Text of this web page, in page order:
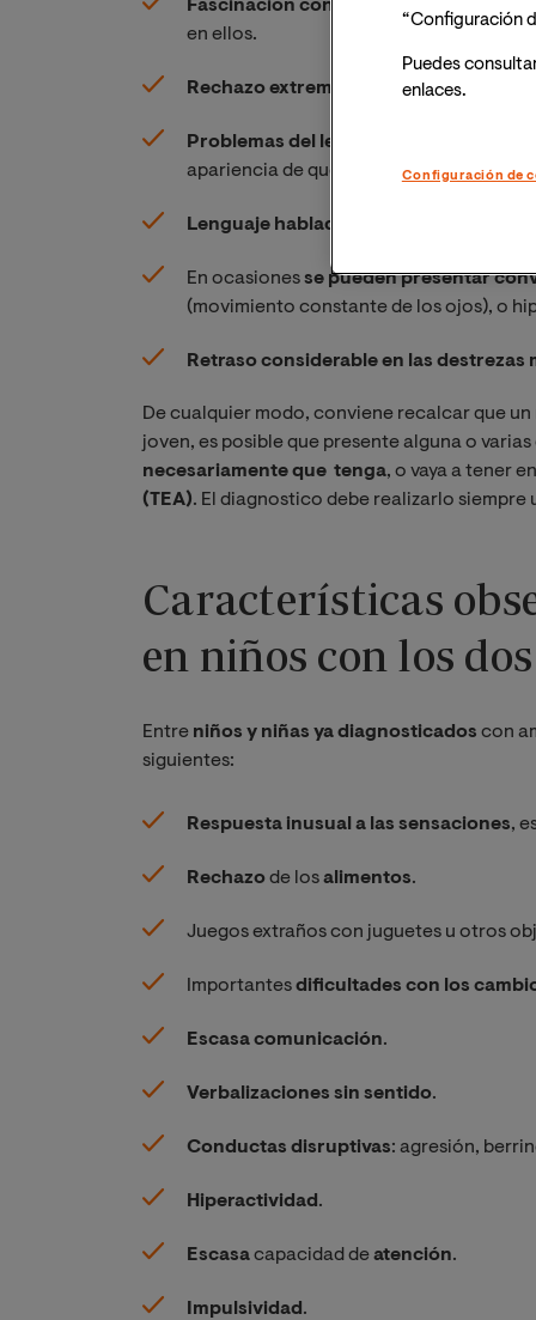
Fascinación con las luces
, los
en ellos.
Rechazo extremo por los alimentos
Problemas del lenguaje receptivo
apariencia de que el niño no oye.
Lenguaje hablado altamente repetitivo
En ocasionesse pueden presentar
(movimiento constante de los ojos), o
Retraso considerable en las destrezas
De cualquier modo, conviene recalcar que
joven, es posible que presente alguna o
necesariamente que tenga, o vaya a tener
(TEA). El diagnostico debe realizarlo siempre
Características
en niños con los
Entre niños y niñas ya diagnosticados con
siguientes:
Respuesta inusual a las sensaciones,
Rechazode losalimentos.
Juegos extraños con juguetes u otros
Importantesdificultades con los
Escasa comunicación.
Verbalizaciones sin sentido.
Conductas disruptivas: agresión,
Hiperactividad .
Escasacapacidad deatención.
Impulsividad .
“Configuración
Puedes
enlaces.
Configuración de